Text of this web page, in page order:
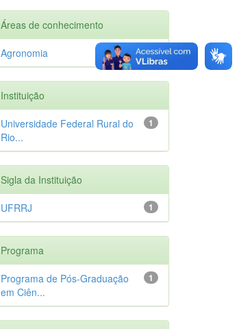
Áreas de conhecimento
1
Agronomia
Instituição
1
Universidade Federal Rural do
Rio...
Sigla da Instituição
1
UFRRJ
Programa
1
Programa de Pós-Graduação
em Ciên...